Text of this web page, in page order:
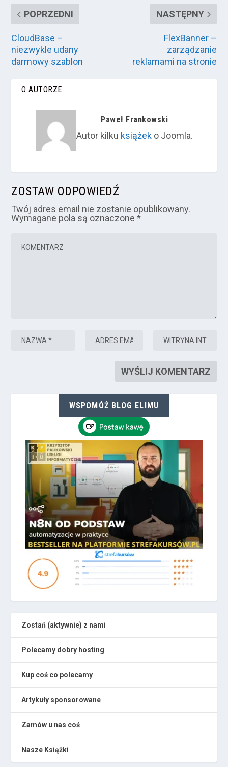
POPRZEDNI
CloudBase –
niezwykle udany
darmowy szablon
NASTĘPNY
FlexBanner –
zarządzanie
reklamami na stronie
O AUTORZE
Paweł Frankowski
Autor kilku książeko Joomla.
ZOSTAW ODPOWIEDŹ
Twój adres email nie zostanie opublikowany.
Wymagane pola są oznaczone*
WSPOMÓŻ BLOG ELIMU
Zostań (aktywnie) z nami
Polecamy dobry hosting
Kup coś co polecamy
Artykuły sponsorowane
Zamów u nas coś
Nasze Książki